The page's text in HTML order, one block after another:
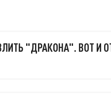
"ДРАКОНА". ВОТ И